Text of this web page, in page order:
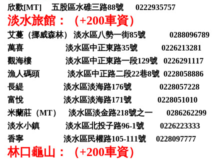
欣歡[MT] 五股區水碓三路88號 0222935757
淡水旅館：（+200車資）
艾蔓（挪威森林） 淡水區八勢一街85號 0288096789
萬喜 淡水區中正東路35號 0226213281
觀海樓 淡水區中正東路一段129號 0226291117
漁人碼頭 淡水區中正路二段22巷8號 0228058886
長緹 淡水區淡海路176號 0228057228
富悅 淡水區淡海路171號 0228051010
米蘭莊（MT） 淡水區淡金路218號之一 0286262299
淡水小鎮 淡水區北投子路96-1號 0226223333
香寧 淡水區民權路105-111號 0228097777
林口龜山：（+200車資）